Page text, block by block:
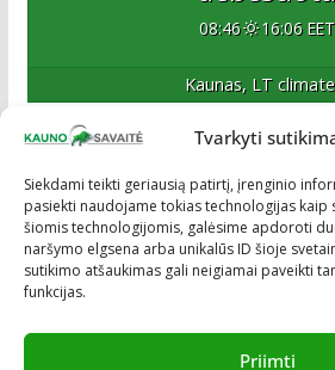
Tvarkyti
Siekdami teikti geriausią patirtį, įrenginio
pasiekti naudojame tokias technologijas kaip
šiomis technologijomis, galėsime apdoroti
naršymo elgsena arba unikalūs ID šioje
sutikimo atšaukimas gali neigiamai paveikti
funkcijas.
Priimti
08:46 16:06 EET
Kaunas, LT
Esame naujas Kaune, tačiau
kolektyvas. Ne naujokai
žengiame tvirtai įsitikinę savo